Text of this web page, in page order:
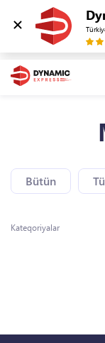
Bütün
Kateqoriyalar